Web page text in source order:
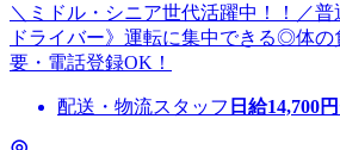
＼ミドル・シニア世代活躍中！！／
ドライバー》運転に集中できる◎体の
要・電話登録OK！
配送・物流スタッフ 日給14,700